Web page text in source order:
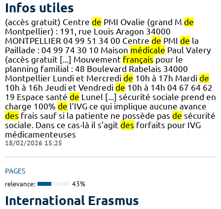
Infos utiles
(accès gratuit) Centre de PMI Ovalie (grand M de
Montpellier) : 191, rue Louis Aragon 34000
MONTPELLIER 04 99 51 34 00 Centre de PMI de la
Paillade : 04 99 74 30 10 Maison médicale Paul Valery
(accès gratuit [...] Mouvement français pour le
planning familial : 48 Boulevard Rabelais 34000
Montpellier Lundi et Mercredi de 10h à 17h Mardi de
10h à 16h Jeudi et Vendredi de 10h à 14h 04 67 64 62
19 Espace santé de Lunel [...] sécurité sociale prend en
charge 100% de l’IVG ce qui implique aucune avance
des frais sauf si la patiente ne possède pas de sécurité
sociale. Dans ce cas-là il s’agit des forfaits pour IVG
médicamenteuses
18/02/2026 15:25
PAGES
relevance: 43%
International Erasmus